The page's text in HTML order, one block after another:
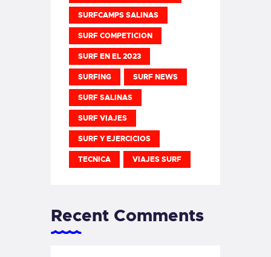
SURFCAMPS SALINAS
SURF COMPETICION
SURF EN EL 2023
SURFING SURF NEWS
SURF SALINAS
SURF VIAJES
SURF Y EJERCICIOS
TECNICA VIAJES SURF
Recent Comments